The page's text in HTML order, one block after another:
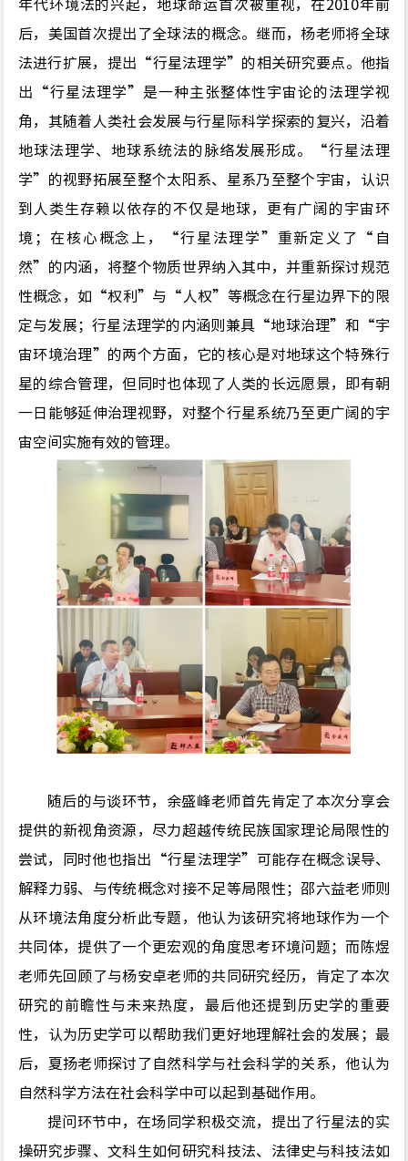
年代环境法的兴起，地球命运首次被重视，在2010年前
后，美国首次提出了全球法的概念。继而，杨老师将全球
法进行扩展，提出 “行星法理学” 的相关研究要点。他指
出
“行星法理学”
是一种主张整体性宇宙论的法理学视
角，其随着人类社会发展与行星际科学探索的复兴，沿着
地球法理学、地球系统法的脉络发展形成。
“行星法理
学”
的视野拓展至整个太阳系、星系乃至整个宇宙，认识
到人类生存赖以依存的不仅是地球，更有广阔的宇宙环
境；在核心概念上，
“行星法理学” 重新定义了 “ 自
然”
的内涵，将整个物质世界纳入其中，并重新探讨规范
性概念，如 “权利 ” 与 “ 人权” 等概念在行星边界下的限
定与发展；行星法理学的内涵则兼具 “地球治理” 和 “宇
宙环境治理” 的两个方面，它的核心是对地球这个特殊行
星的综合管理，但同时也体现了人类的长远愿景，即有朝
一日能够延伸治理视野，对整个行星系统乃至更广阔的宇
宙空间实施有效的管理。
随后的与谈环节， 余盛峰老师首先肯定了本次分享会
提供的新视角资源，尽力超越传统民族国家理论局限性的
尝试，同时他也指出 “行星法理学” 可能存在概念误导、
解释力弱、与传统概念对接不足等局限性；邵六益老师则
从环境法角度分析此专题，他认为该研究将地球作为一个
共同体，提供了一个更宏观的角度思考环境问题；而陈煜
老师先回顾了与杨安卓老师的共同研究经历，肯定了本次
研究的前瞻性与未来热度，最后他还提到历史学的重要
性，认为历史学可以帮助我们更好地理解社会的发展；最
后，夏扬老师探讨了自然科学与社会科学的关系，他认为
自然科学方法在社会科学中可以起到基础作用。
提问环节中，在场同学积极交流，提出了行星法的实
操研究步骤、文科生如何研究科技法、法律史与科技法如